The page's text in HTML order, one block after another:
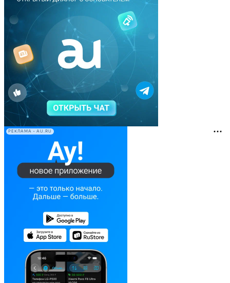
РЕКЛАМА • AU.RU